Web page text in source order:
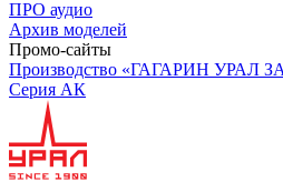
ПРО аудио
Архив моделей
Промо-сайты
Производство «ГАГАРИН УРАЛ
Серия АК